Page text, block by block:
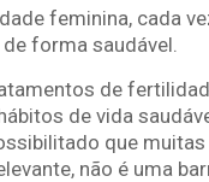
feminina, cada
forma saudável.
de
de vida
que muitas
não é uma